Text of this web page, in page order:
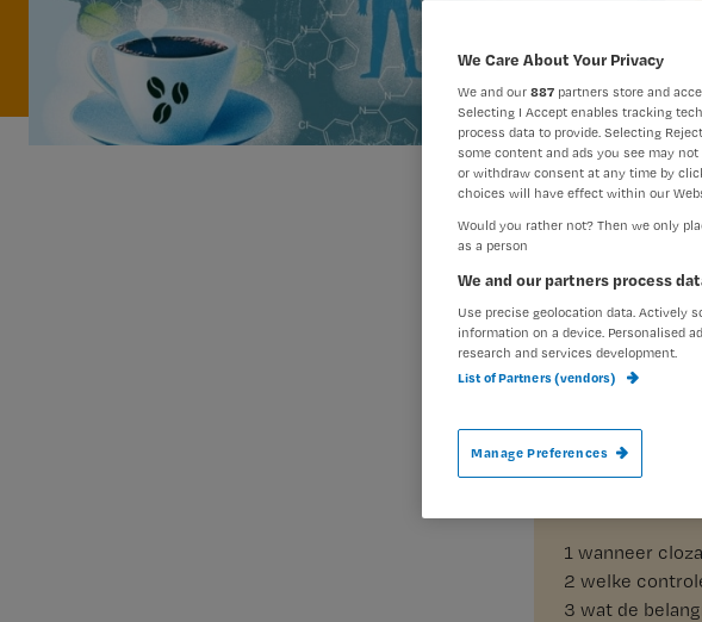
Clozapine
en bij
In deze
1 wanneer
2 welke
3 wat de
We Care About Your Privacy
We and our 887 partners store and
Selecting I Accept enables tracking
process data to provide. Selecting
some content and ads you see may
or withdraw consent at any time by
choices will have effect within our
Would you rather not? Then we only
as a person
We and our partners process
Use precise geolocation data. Actively
information on a device. Personalised
research and services development.
List of Partners (vendors)
Manage Preferences